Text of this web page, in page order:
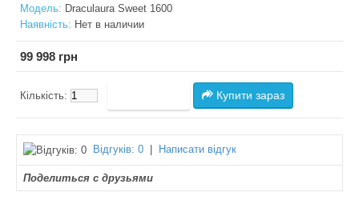
Модель: Draculaura Sweet 1600
Наявність: Нет в наличии
99 998 грн
Кількість: Купити зараз
Відгуків: 0 Написати відгук
Поделиться с друзьями